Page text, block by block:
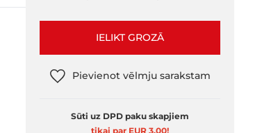
IELIKT GROZĀ
Pievienot vēlmju sarakstam
Sūti uz DPD paku skapjiem
tikai par EUR 3,00!